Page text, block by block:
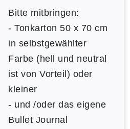
Bitte mitbringen:
- Tonkarton 50 x 70 cm
in selbstgewählter
Farbe (hell und neutral
ist von Vorteil) oder
kleiner
- und /oder das eigene
Bullet Journal